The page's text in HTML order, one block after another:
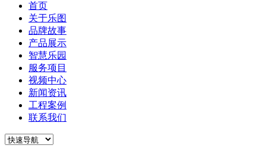
首页
关于乐图
品牌故事
产品展示
智慧乐园
服务项目
视频中心
新闻资讯
工程案例
联系我们